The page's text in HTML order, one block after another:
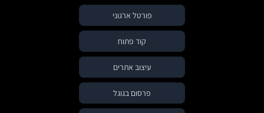
פורטל ארגוני
קוד פתוח
עיצוב אתרים
פרסום בגוגל